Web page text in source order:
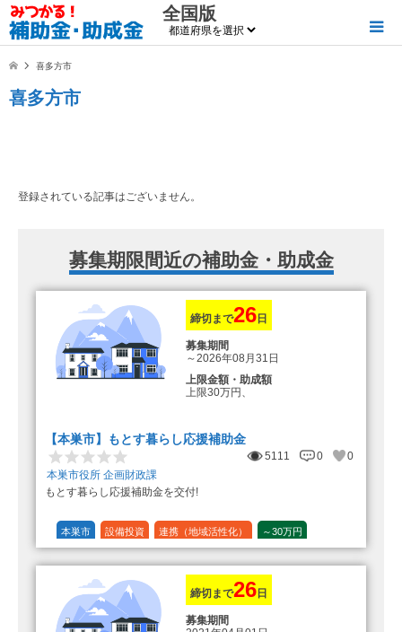
全国版
喜多方市
喜多方市
登録されている記事はございません。
募集期限間近の補助金・助成金
締切まで26日
募集期間
～2026年08月31日
上限金額・助成額
上限30万円、
【本巣市】もとす暮らし応援補助金
5111 0
0
本巣市役所 企画財政課
もとす暮らし応援補助金を交付!
本巣市 設備投資 連携（地域活性化） ～30万円
締切まで26日
募集期間